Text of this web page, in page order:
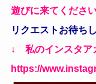
遊びに来てください
リクエストお待ち
↓ 私のインスタア
https://